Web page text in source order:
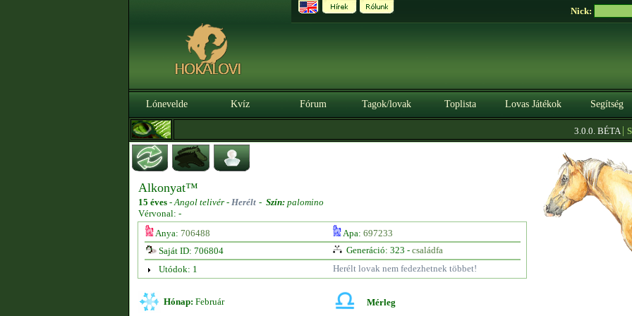
Nick:
Lónevelde Kvíz Fórum Tagok/lovak Toplista Lovas Játékok Segítség
3.0.0. BÉTA|
Alkonyat™
15 éves -Angol telivér - Herélt - Szín: palomino
Vérvonal: -
Anya: 706488 Apa: 697233
Saját ID: 706804
Generáció: 323 - családfa
Utódok: 1
Herélt lovak nem fedezhetnek többet!
Hónap: Február Mérleg